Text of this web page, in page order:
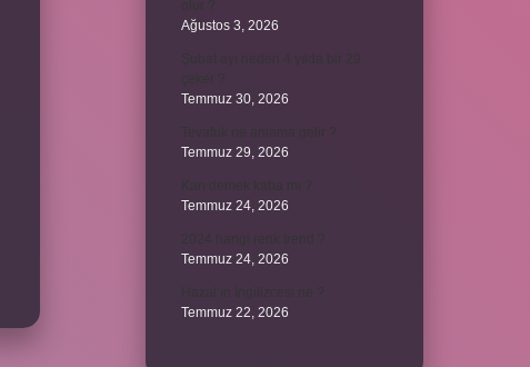
Ağustos 3, 2026
Temmuz 30, 2026
Temmuz 29, 2026
Temmuz 24, 2026
Temmuz 24, 2026
Temmuz 22, 2026